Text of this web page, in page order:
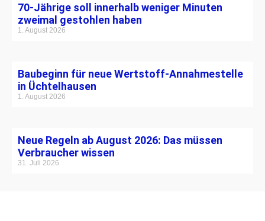
70-Jährige soll innerhalb weniger Minuten
zweimal gestohlen haben
1. August 2026
Baubeginn für neue Wertstoff-Annahmestelle
in Üchtelhausen
1. August 2026
Neue Regeln ab August 2026: Das müssen
Verbraucher wissen
31. Juli 2026